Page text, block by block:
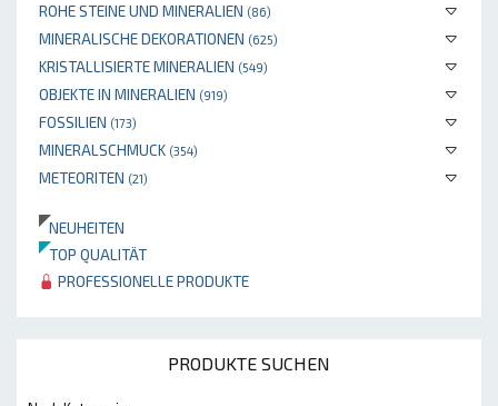
ROHE STEINE UND MINERALIEN (86)
MINERALISCHE DEKORATIONEN (625)
KRISTALLISIERTE MINERALIEN (549)
OBJEKTE IN MINERALIEN (919)
FOSSILIEN (173)
MINERALSCHMUCK (354)
METEORITEN (21)
NEUHEITEN
TOP QUALITÄT
PROFESSIONELLE PRODUKTE
PRODUKTE SUCHEN